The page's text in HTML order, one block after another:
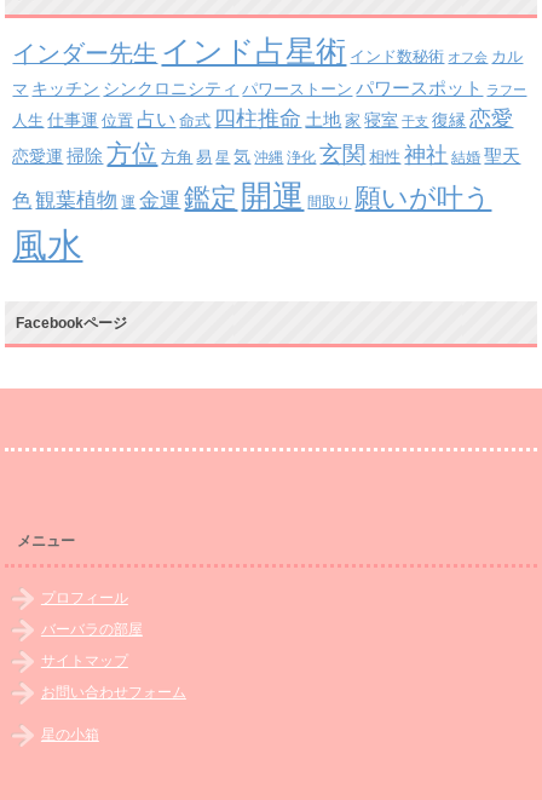
インダー先生 インド占星術 インド数秘術 オフ会 カル
マ キッチン シンクロニシティ パワーストーン パワースポット ラフー
人生 仕事運 位置 占い 命式 四柱推命 土地 家 寝室 干支 復縁 恋愛
恋愛運 掃除 方位 方角 易 星 気 沖縄 浄化 玄関 相性 神社 結婚 聖天
色 観葉植物 運 金運 鑑定 開運 間取り 願いが叶う
風水
Facebookページ
メニュー
プロフィール
バーバラの部屋
サイトマップ
お問い合わせフォーム
星の小箱